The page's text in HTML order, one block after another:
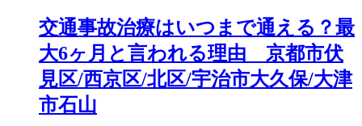
交通事故治療はいつまで通える？最
大6ヶ月と言われる理由 京都市伏
見区/西京区/北区/宇治市大久保/大津
市石山